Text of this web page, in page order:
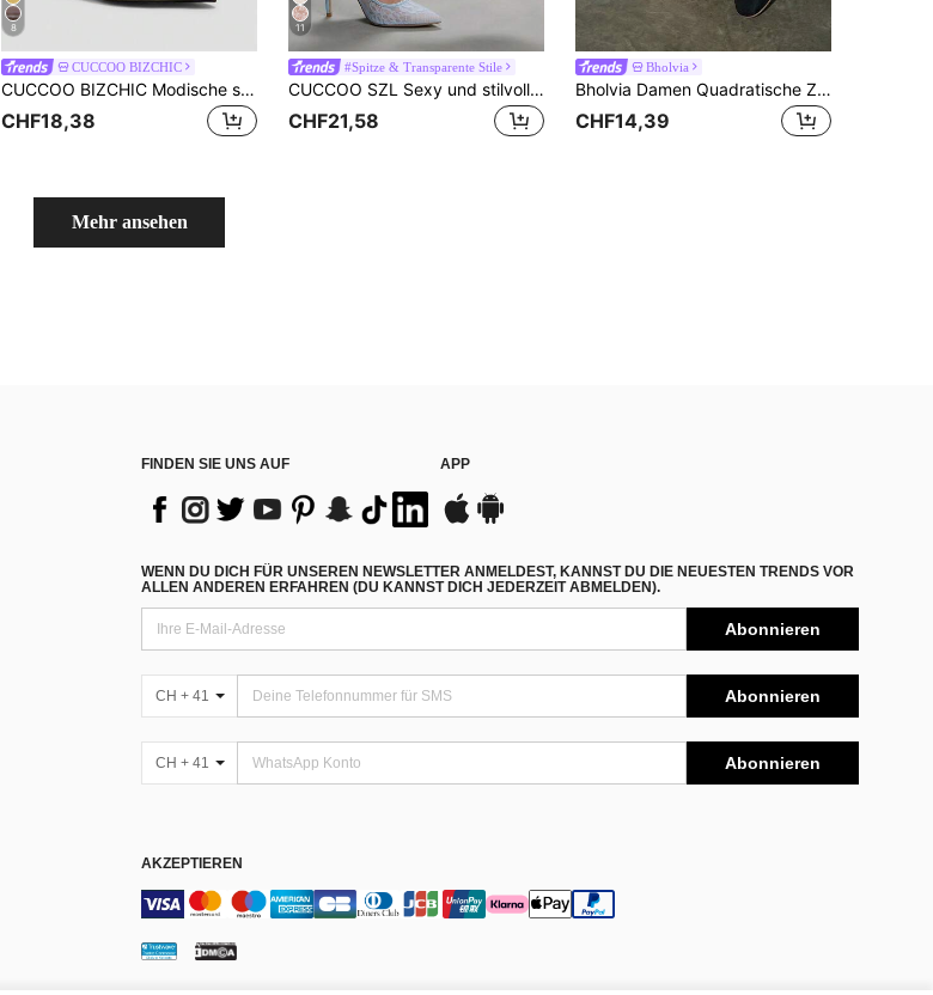
8
CUCCOO BIZCHIC
CUCCOO BIZCHIC Modische spitze Slingback-Pumps mit hohen Absätzen, Damenschuhe für den Frühling
CHF18,38
11
#Spitze & Transparente Stile
CUCCOO SZL Sexy und stilvolle spitze durchsichtige Spitzenabsätze für Partys, Dates, lässige Frühlingsoutfits und Weihnachtsabend-Looks
CHF21,58
Bholvia
Bholvia Damen Quadratische Zehenkappe Wildleder Riemen Plateau Absatz Mode Loafer, Schwarze High Heel Schuhe 2024 Britischer Stil, Elegant
CHF14,39
Mehr ansehen
FINDEN SIE UNS AUF APP
WENN DU DICH FÜR UNSEREN NEWSLETTER ANMELDEST, KANNST DU DIE NEUESTEN TRENDS VOR
ALLEN ANDEREN ERFAHREN (DU KANNST DICH JEDERZEIT ABMELDEN).
Abonnieren
CH + 41 Abonnieren
CH + 41 Abonnieren
AKZEPTIEREN